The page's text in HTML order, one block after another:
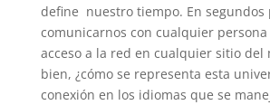
define nuestro tiempo. En segundos
comunicarnos con cualquier
acceso a la red en cualquier sitio del
bien, ¿cómo se representa esta
conexión en los idiomas que se